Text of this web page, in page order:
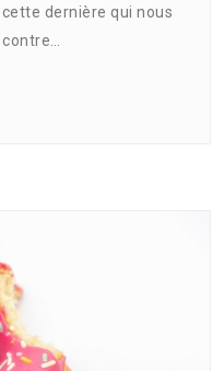
dernière qui nous